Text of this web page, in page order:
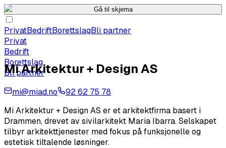
Gå til skjema
PrivatBedriftBorettslagBli partner
Privat
Bedrift
Borettslag
Bli partner
Mi Arkitektur + Design AS
mi@miad.no
92 62 75 78
Mi Arkitektur + Design AS er et arkitektfirma basert i
Drammen, drevet av sivilarkitekt Maria Ibarra. Selskapet
tilbyr arkitekttjenester med fokus på funksjonelle og
estetisk tiltalende løsninger.